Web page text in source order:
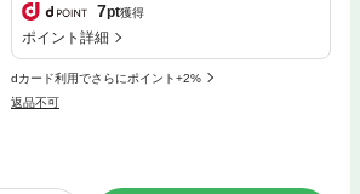
7pt獲得
ポイント詳細
dカード利用でさらにポイント+2%
返品不可